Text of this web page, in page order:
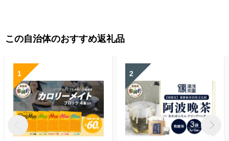
【KT-1-1】
この自治体のおすすめ返礼品
1 2